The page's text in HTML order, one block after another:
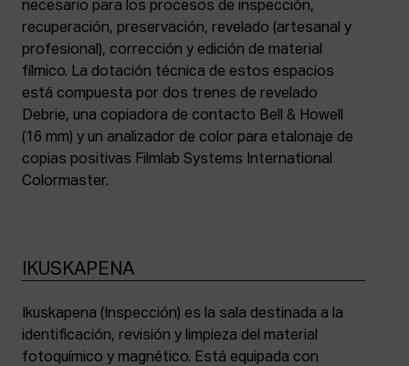
necesario para los procesos de inspección,
recuperación, preservación, revelado (artesanal y
profesional), corrección y edición de material
fílmico. La dotación técnica de estos espacios
está compuesta por dos trenes de revelado
Debrie, una copiadora de contacto Bell & Howell
(16 mm) y un analizador de color para etalonaje de
copias positivas Filmlab Systems International
Colormaster.
IKUSKAPENA
Ikuskapena (Inspección) es la sala destinada a la
identificación, revisión y limpieza del material
fotoquímico y magnético. Está equipada con